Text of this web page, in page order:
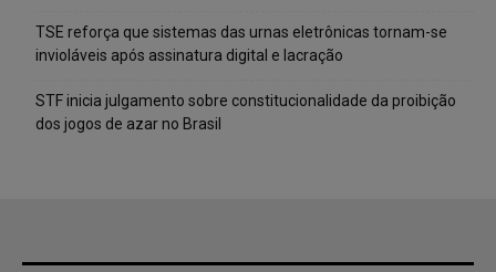
TSE reforça que sistemas das urnas eletrônicas tornam-se
invioláveis após assinatura digital e lacração
STF inicia julgamento sobre constitucionalidade da proibição
dos jogos de azar no Brasil